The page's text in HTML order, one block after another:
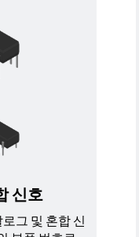
신호
그 및 혼합 신